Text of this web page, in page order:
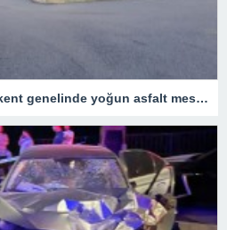
Hakkari Belediyesi’nden kent genelinde yoğun asfalt mesaisi